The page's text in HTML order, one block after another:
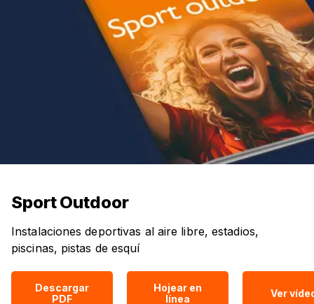
Sport Outdoor
Instalaciones deportivas al aire libre, estadios,
piscinas, pistas de esquí
Descargar
PDF
Hojear en
línea
Ver